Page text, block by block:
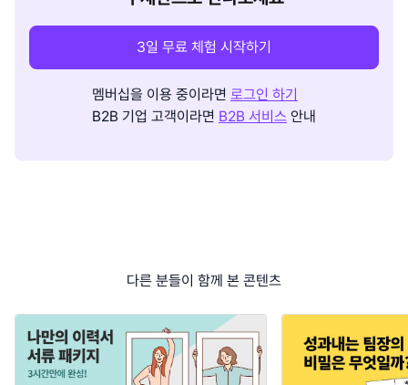
3일 무료 체험 시작하기
멤버십을 이용 중이라면 로그인 하기
B2B 기업 고객이라면 B2B 서비스 안내
다른 분들이 함께 본 콘텐츠